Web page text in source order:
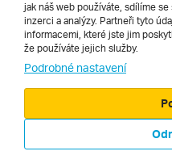
Cestopisy
jak náš web používáte, sdílíme
inzerci a analýzy. Partneři tyto
informacemi, které jste jim
že používáte jejich služby.
Podrobné nastavení